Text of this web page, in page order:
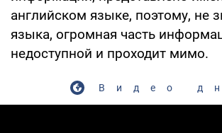
английском языке, поэтому, не
языка, огромная часть
недоступной и проходит мимо.
Видео